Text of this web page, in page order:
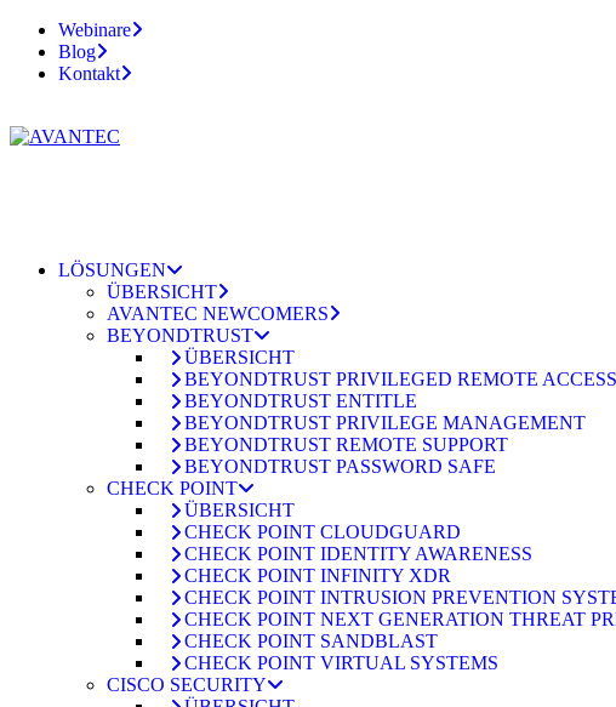
Webinare
Blog
Kontakt
LÖSUNGEN
ÜBERSICHT
AVANTEC NEWCOMERS
BEYONDTRUST
ÜBERSICHT
BEYONDTRUST PRIVILEGED REMOTE ACCESS
BEYONDTRUST ENTITLE
BEYONDTRUST PRIVILEGE MANAGEMENT
BEYONDTRUST REMOTE SUPPORT
BEYONDTRUST PASSWORD SAFE
CHECK POINT
ÜBERSICHT
CHECK POINT CLOUDGUARD
CHECK POINT IDENTITY AWARENESS
CHECK POINT INFINITY XDR
CHECK POINT INTRUSION PREVENTION
CHECK POINT NEXT GENERATION THREAT
CHECK POINT SANDBLAST
CHECK POINT VIRTUAL SYSTEMS
CISCO SECURITY